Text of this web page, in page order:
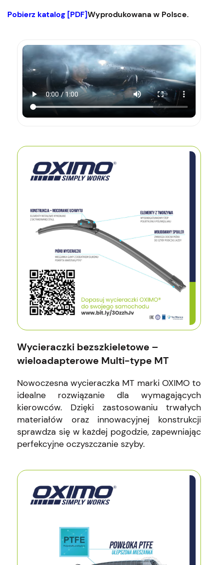
Pobierz katalog [PDF]Wyprodukowana w Polsce.
Wycieraczki bezszkieletowe –
wieloadapterowe Multi-type MT
Nowoczesna wycieraczka MT marki OXIMO to
idealne rozwiązanie dla wymagających
kierowców. Dzięki zastosowaniu trwałych
materiałów oraz innowacyjnej konstrukcji
sprawdza się w każdej pogodzie, zapewniając
perfekcyjne oczyszczanie szyby.